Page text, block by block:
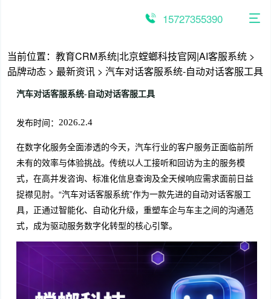
15727355390
当前位置： 教育CRM系统|北京螳螂科技官网|AI客服系统 >
品牌动态 > 最新资讯 > 汽车对话客服系统-自动对话客服工具
汽车对话客服系统-自动对话客服工具
发布时间： 2026.2.4
在数字化服务全面渗透的今天，汽车行业的客户服务正面临前所
未有的效率与体验挑战。传统以人工接听和回访为主的服务模
式，在高并发咨询、标准化信息查询及全天候响应需求面前日益
捉襟见肘。“汽车对话客服系统”作为一款先进的自动对话客服工
具，正通过智能化、自动化升级，重塑车企与车主之间的沟通范
式，成为驱动服务数字化转型的核心引擎。